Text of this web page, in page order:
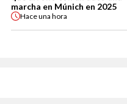
marcha en Múnich en 2025
Haceuna hora